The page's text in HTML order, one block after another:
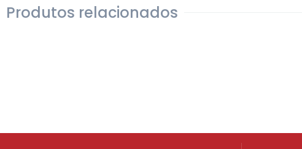
Produtos relacionados